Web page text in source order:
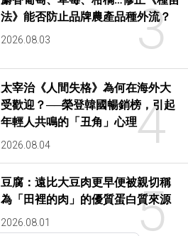
3
法》能否防止品牌農產品種外流？
2026.08.03
4
太宰治《人間失格》為何在海外大
受歡迎？──榮登韓國暢銷榜，引起
年輕人共鳴的「丑角」心理
2026.08.04
5
豆腐：遠比大豆肉更早便被親切稱
為「田裡的肉」的優質蛋白質來源
2026.08.01